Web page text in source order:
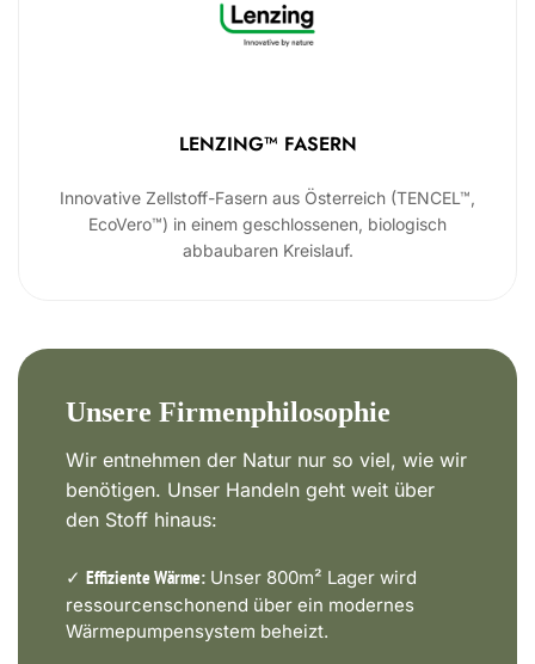
LENZING™ FASERN
Innovative Zellstoff-Fasern aus Österreich (TENCEL™,
EcoVero™) in einem geschlossenen, biologisch
abbaubaren Kreislauf.
Unsere Firmenphilosophie
Wir entnehmen der Natur nur so viel, wie wir
benötigen. Unser Handeln geht weit über
den Stoff hinaus:
✓ Effiziente Wärme: Unser 800m² Lager wird
ressourcenschonend über ein modernes
Wärmepumpensystem beheizt.